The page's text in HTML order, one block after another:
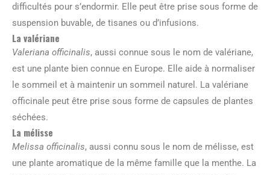
difficultés pour s’endormir. Elle peut être prise sous forme de
suspension buvable, de tisanes ou d’infusions.
La valériane
Valeriana officinalis, aussi connue sous le nom de valériane,
est une plante bien connue en Europe. Elle aide à normaliser
le sommeil et à maintenir un sommeil naturel. La valériane
officinale peut être prise sous forme de capsules de plantes
séchées.
La mélisse
Melissa officinalis, aussi connu sous le nom de mélisse, est
une plante aromatique de la même famille que la menthe. La